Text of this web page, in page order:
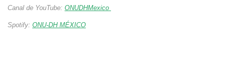
Canal de YouTube: ONUDHMexico
Spotify: ONU-DH MÉXICO